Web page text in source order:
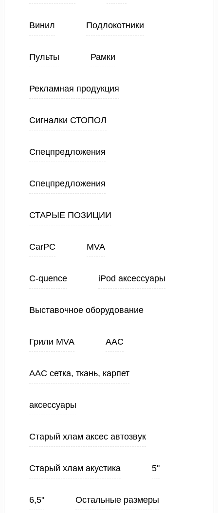
Винил Подлокотники
Пульты Рамки
Рекламная продукция
Сигналки СТОПОЛ
Спецпредложения
Спецпредложения
СТАРЫЕ ПОЗИЦИИ
CarPC MVA
C-quence iPod аксессуары
Выставочное оборудование
Грили MVA ААС
ААС сетка, ткань, карпет
аксессуары
Старый хлам аксес автозвук
Старый хлам акустика 5"
6,5" Остальные размеры